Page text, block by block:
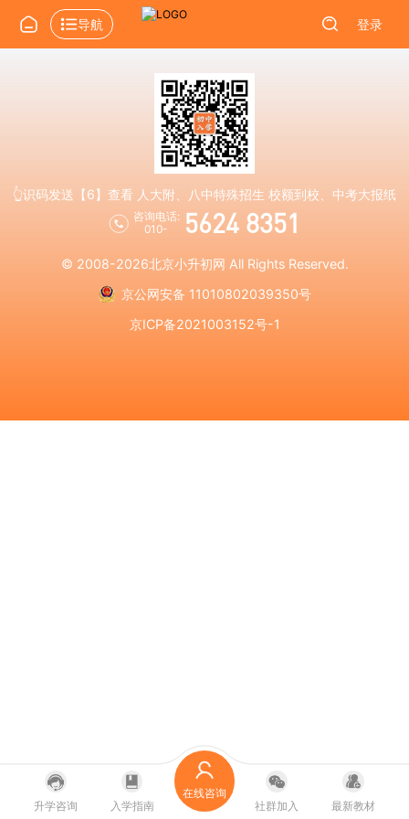
导航 登录
👆识码发送【6】查看 人大附、八中特殊招生 校额到校、中考大报纸
咨询电话:
010-
5624 8351
© 2008-2026北京小升初网 All Rights Reserved.
京公网安备 11010802039350号
京ICP备2021003152号-1
升学咨询 入学指南
在线咨询
社群加入
最新教材